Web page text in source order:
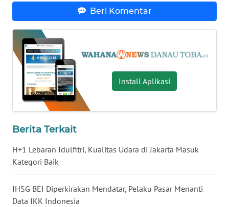
Beri Komentar
Install Aplikasi
Berita Terkait
H+1 Lebaran Idulfitri, Kualitas Udara di Jakarta Masuk
Kategori Baik
IHSG BEI Diperkirakan Mendatar, Pelaku Pasar Menanti
Data IKK Indonesia
WN
KALTARA
WN
KALSEL
WN
KALTIM
WN